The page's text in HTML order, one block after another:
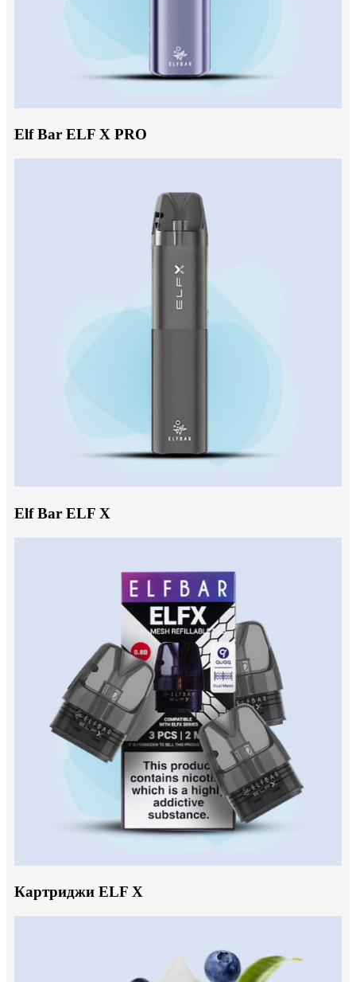
Elf Bar ELF X PRO
Elf Bar ELF X
Картриджи ELF X